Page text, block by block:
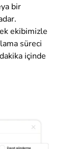
bir
ekibimizle
süreci
içinde